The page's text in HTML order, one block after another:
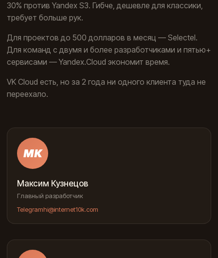
30% против Yandex S3. Гибче, дешевле для классики,
требует больше рук.
Для проектов до 500 долларов в месяц — Selectel.
Для команд с двумя и более разработчиками и пятью+
сервисами — Yandex.Cloud экономит время.
VK Cloud есть, но за 2 года ни одного клиента туда не
переехало.
МК
Максим Кузнецов
Главный разработчик
Telegramhi@internet10k.com